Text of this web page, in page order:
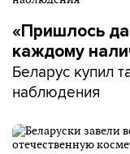
«Пришлось
каждому
Беларус купил
наблюдения